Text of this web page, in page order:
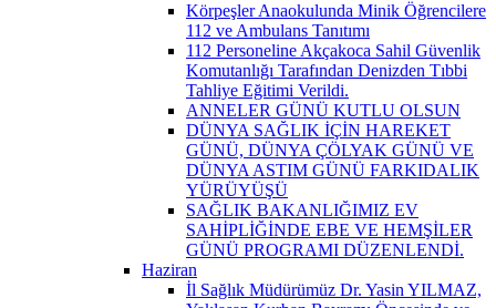
Körpeşler Anaokulunda Minik Öğrencilere
112 ve Ambulans Tanıtımı
112 Personeline Akçakoca Sahil Güvenlik
Komutanlığı Tarafından Denizden Tıbbi
Tahliye Eğitimi Verildi.
ANNELER GÜNÜ KUTLU OLSUN
DÜNYA SAĞLIK İÇİN HAREKET
GÜNÜ, DÜNYA ÇÖLYAK GÜNÜ VE
DÜNYA ASTIM GÜNÜ FARKIDALIK
YÜRÜYÜŞÜ
SAĞLIK BAKANLIĞIMIZ EV
SAHİPLİĞİNDE EBE VE HEMŞİLER
GÜNÜ PROGRAMI DÜZENLENDİ.
Haziran
İl Sağlık Müdürümüz Dr. Yasin YILMAZ,